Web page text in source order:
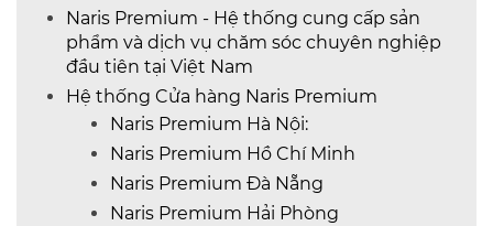
Naris Premium - Hệ thống cung cấp sản
phẩm và dịch vụ chăm sóc chuyên nghiệp
đầu tiên tại Việt Nam
Hệ thống Cửa hàng Naris Premium
Naris Premium Hà Nội:
Naris Premium Hồ Chí Minh
Naris Premium Đà Nẵng
Naris Premium Hải Phòng